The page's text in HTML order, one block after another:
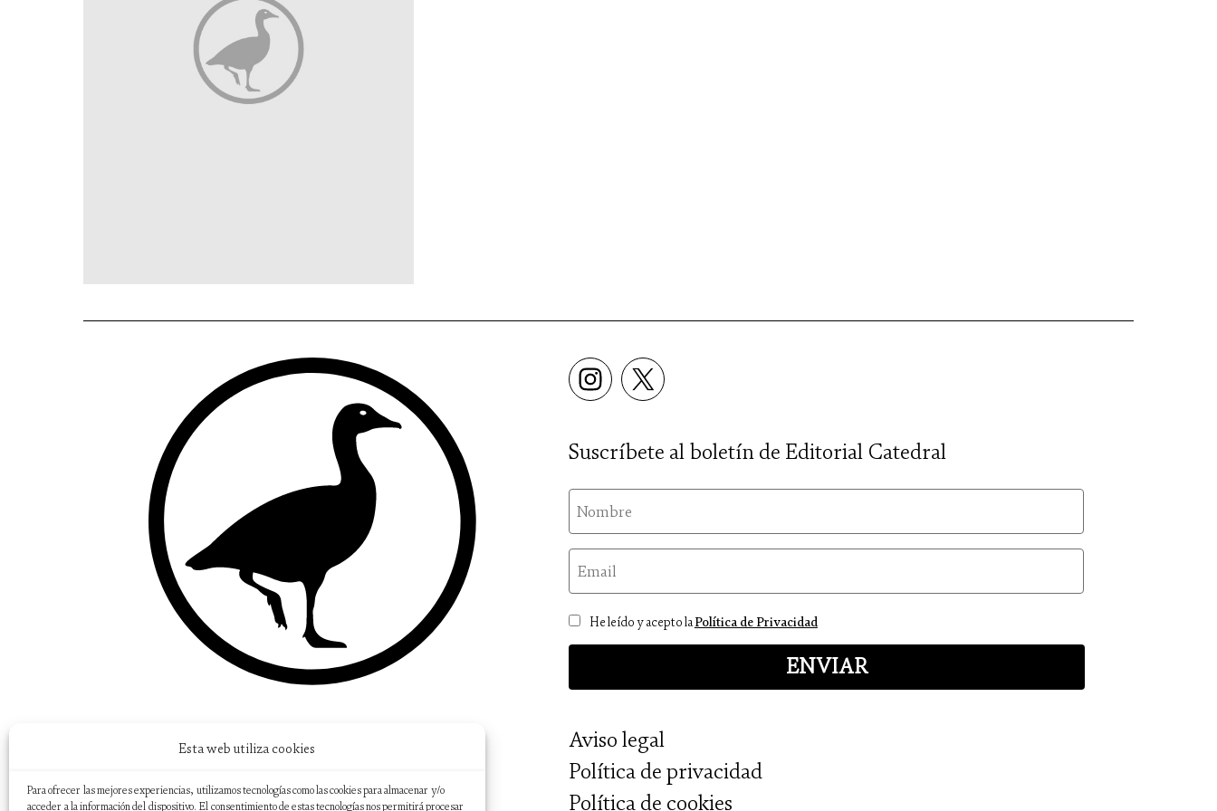
Esta web utiliza cookies
Para ofrecer las mejores experiencias, utilizamos tecnologías como las cookies para almacenar y/o
acceder a la información del dispositivo. El consentimiento de estas tecnologías nos permitirá procesar
Suscríbete al boletín de Editorial Catedral
Consentimiento
He leído y acepto laPolítica de Privacidad
Aviso legal
Política de privacidad
Política de cookies